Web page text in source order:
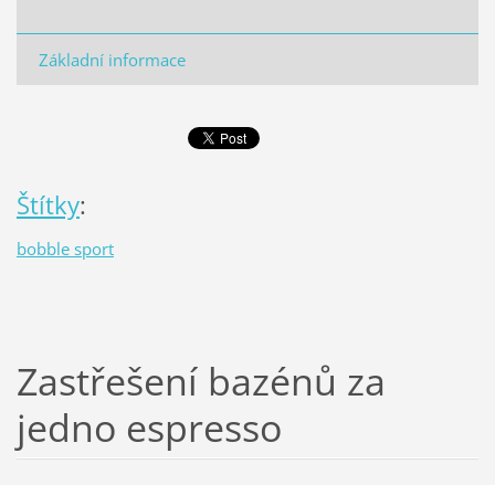
Základní informace
Štítky:
bobble sport
Zastřešení bazénů za
jedno espresso